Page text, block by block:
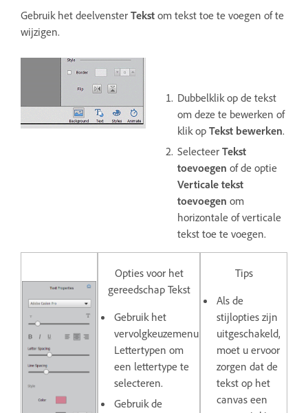
Gebruik het deelvenster Tekst om tekst toe te voegen of te
wijzigen.
Dubbelklik op de tekst
om deze te bewerken of
klik op Tekst bewerken.
Selecteer Tekst
toevoegen of de optie
Verticale tekst
toevoegen om
horizontale of verticale
tekst toe te voegen.
Opties voor het
gereedschap Tekst
Gebruik het
vervolgkeuzemenu
Lettertypen om
een lettertype te
selecteren.
Gebruik de
Tips
Als de
stijlopties zijn
uitgeschakeld,
moet u ervoor
zorgen dat de
tekst op het
canvas een